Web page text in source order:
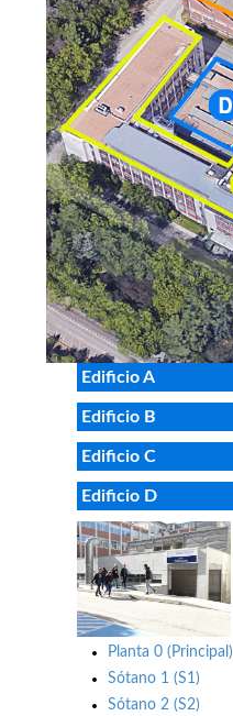
Edificio A
Edificio B
Edificio C
Edificio D
Planta 0 (Principal)
Sótano 1 (S1)
Sótano 2 (S2)